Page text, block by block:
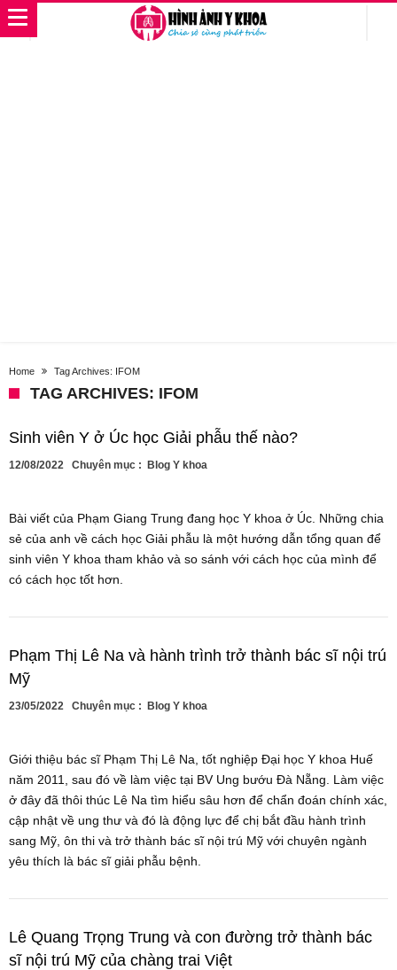
Home Tag Archives: IFOM
TAG ARCHIVES: IFOM
Sinh viên Y ở Úc học Giải phẫu thế nào?
12/08/2022 Chuyên mục : Blog Y khoa
Bài viết của Phạm Giang Trung đang học Y khoa ở Úc. Những chia
sẻ của anh về cách học Giải phẫu là một hướng dẫn tổng quan để
sinh viên Y khoa tham khảo và so sánh với cách học của mình để
có cách học tốt hơn.
Phạm Thị Lê Na và hành trình trở thành bác sĩ nội trú
Mỹ
23/05/2022 Chuyên mục : Blog Y khoa
Giới thiệu bác sĩ Phạm Thị Lê Na, tốt nghiệp Đại học Y khoa Huế
năm 2011, sau đó về làm việc tại BV Ung bướu Đà Nẵng. Làm việc
ở đây đã thôi thúc Lê Na tìm hiểu sâu hơn để chẩn đoán chính xác,
cập nhật về ung thư và đó là động lực để chị bắt đầu hành trình
sang Mỹ, ôn thi và trở thành bác sĩ nội trú Mỹ với chuyên ngành
yêu thích là bác sĩ giải phẫu bệnh.
Lê Quang Trọng Trung và con đường trở thành bác
sĩ nội trú Mỹ của chàng trai Việt